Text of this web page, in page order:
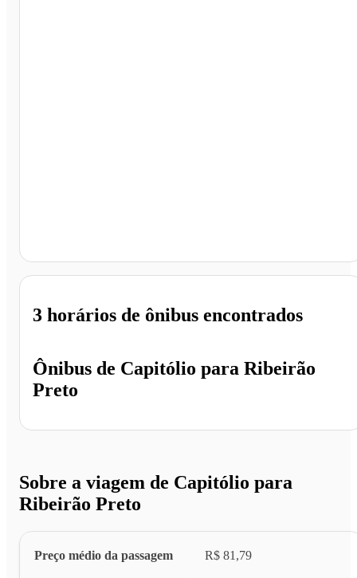
Ônibus de Capitólio para Ribeirão
Preto
3 horários de ônibus encontrados
Sobre a viagem de Capitólio para
Ribeirão Preto
Preço médio da passagem R$ 81,79